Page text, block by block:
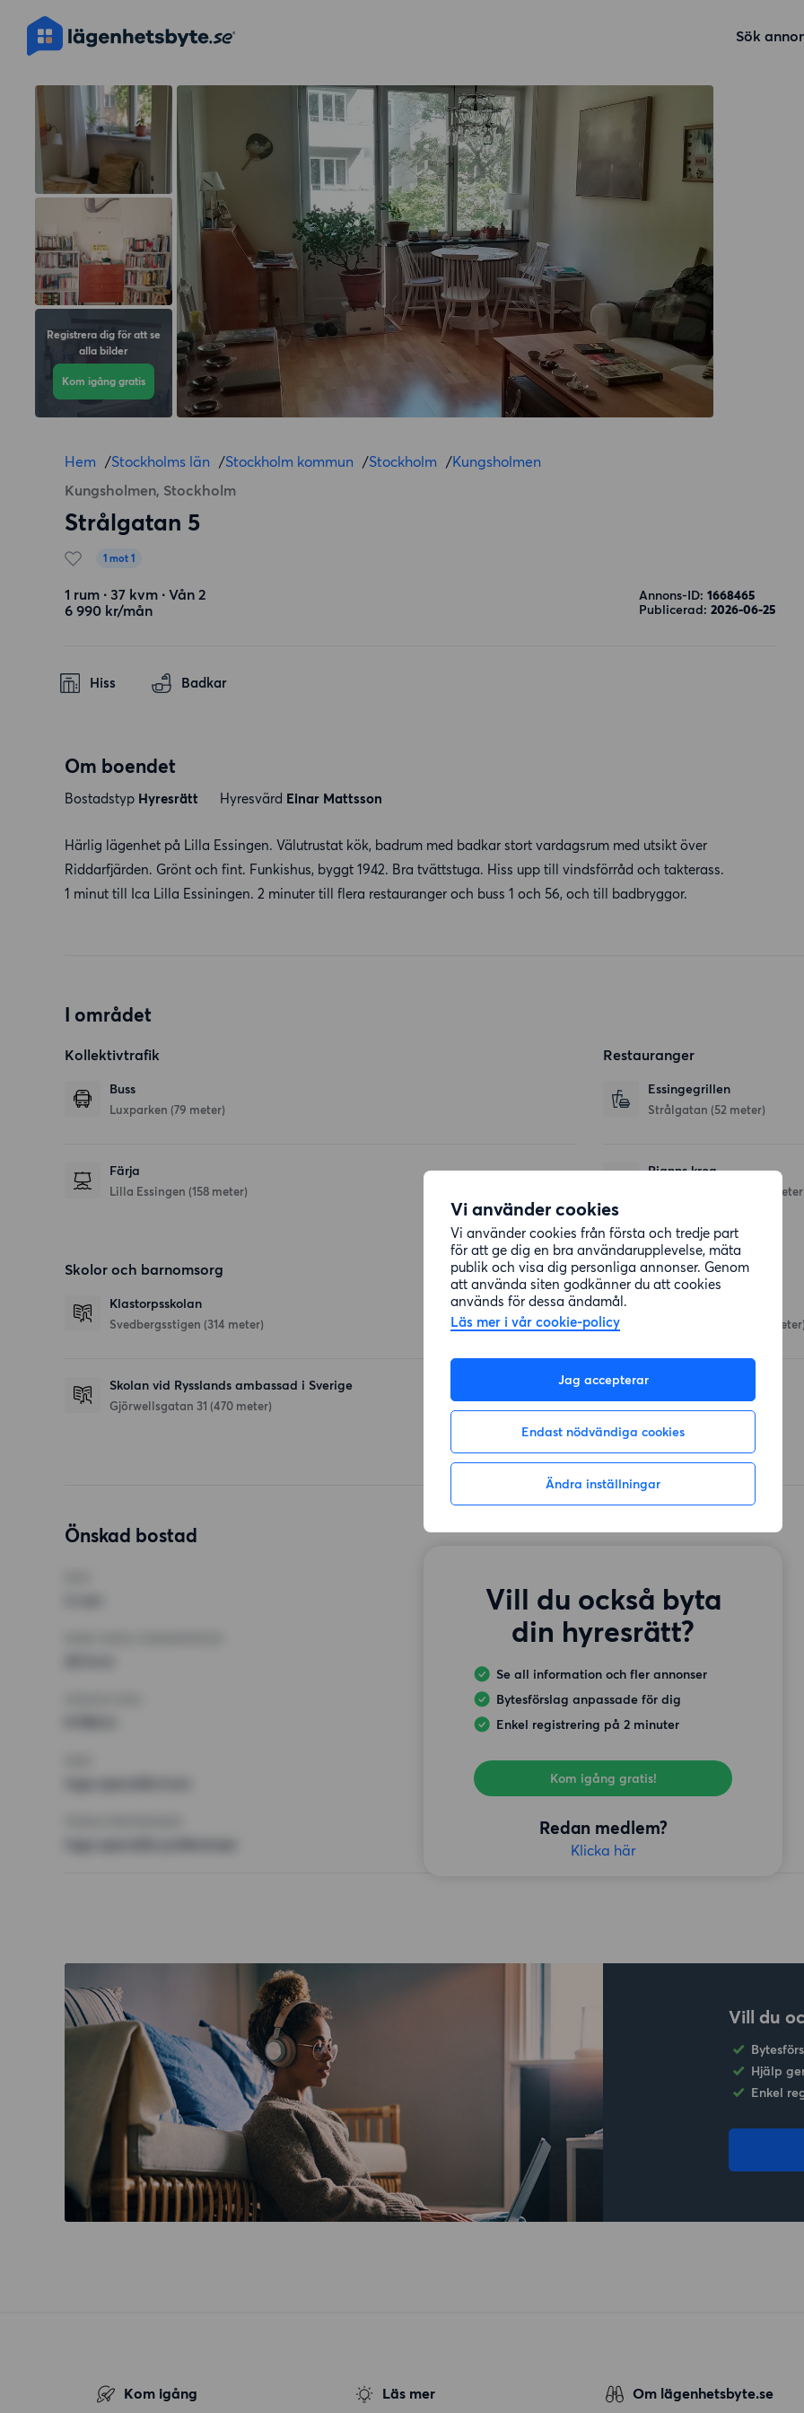
Vi använder cookies
Vi använder cookies från första och tredje part
för att ge dig en bra användarupplevelse, mäta
publik och visa dig personliga annonser. Genom
att använda siten godkänner du att cookies
används för dessa ändamål.
Läs mer i vår cookie-policy
Jag accepterar
Endast nödvändiga cookies
Ändra inställningar
Sök
Registrera dig för att se
alla bilder
Kom igång gratis
Hem /Stockholms län /Stockholm kommun /Stockholm /Kungsholmen
Kungsholmen, Stockholm
Strålgatan 5
1 mot 1
1 rum ∙ 37 kvm ∙ Vån 2
6 990 kr/mån
Annons-ID: 1668465
Publicerad: 2026-06-25
Hiss Badkar
Om boendet
Bostadstyp Hyresrätt Hyresvärd Einar Mattsson
Härlig lägenhet på Lilla Essingen. Välutrustat kök, badrum med badkar stort vardagsrum med utsikt över
Riddarfjärden. Grönt och fint. Funkishus, byggt 1942. Bra tvättstuga. Hiss upp till vindsförråd och takterass.
1 minut till Ica Lilla Essiningen. 2 minuter till flera restauranger och buss 1 och 56, och till badbryggor.
I området
Kollektivtrafik
Buss
Luxparken (79 meter)
Färja
Lilla Essingen (158 meter)
Restauranger
Essingegrillen
Strålgatan (52 meter)
Rianns krog
(113
Skolor och barnomsorg
Klastorpsskolan
Svedbergsstigen (314 meter)
Skolan vid Rysslands ambassad i Sverige
Gjörwellsgatan 31 (470 meter)
Affärer
(70
Patentgatan(177 meter)
Önskad bostad
Vill du också byta
din hyresrätt?
Se all information och fler annonser
Bytesförslag anpassade för dig
Enkel registrering på 2 minuter
Kom igång gratis!
Redan medlem?
Klicka här
Vill du
Hjälp
Enkel
Kom igång Läs mer Om lägenhetsbyte.se